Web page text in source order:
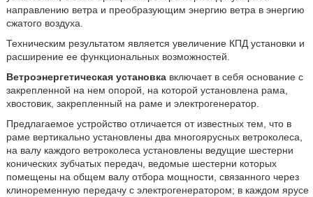
направлению ветра и преобразующим энергию ветра в энергию
сжатого воздуха.
Техническим результатом является увеличение КПД установки и
расширение ее функциональных возможностей.
Ветроэнергетическая установкавключает в себя основание с
закрепленной на нем опорой, на которой установлена рама,
хвостовик, закрепленный на раме и электрогенератор.
Предлагаемое устройство отличается от известных тем, что в
раме вертикально установлены два многоярусных ветроколеса,
на валу каждого ветроколеса установлены ведущие шестерни
конических зубчатых передач, ведомые шестерни которых
помещены на общем валу отбора мощности, связанного через
клиноременную передачу с электрогенератором; в каждом ярусе